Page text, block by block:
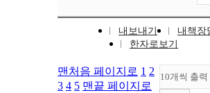
내보내기
내책장
한자로보기
10개씩 출력
맨처음 페이지로 1 2
3 4 5 맨끝 페이지로